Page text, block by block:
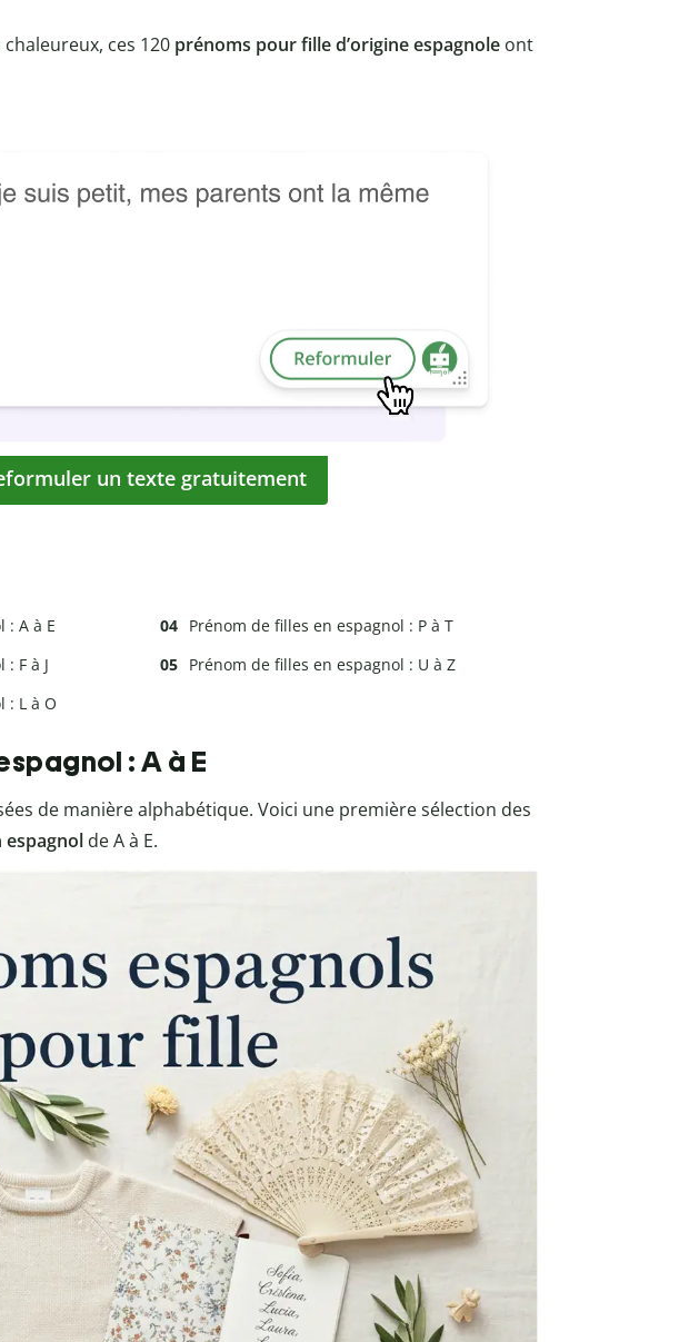
ces 120 prénoms pour fille d’origine espagnole ont
un texte gratuitement
: A à E
F à J
: L à O
Prénom de filles en espagnol : P à T
Prénom de filles en espagnol : U à Z
: A à E
de manière alphabétique. Voici une première sélection des
espagnol de A à E.